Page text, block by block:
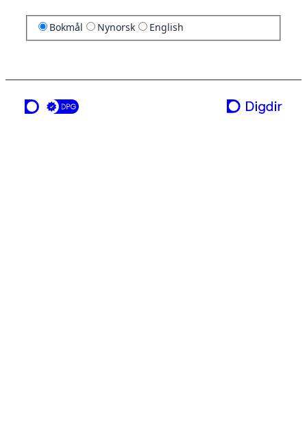
Bokmål Nynorsk English